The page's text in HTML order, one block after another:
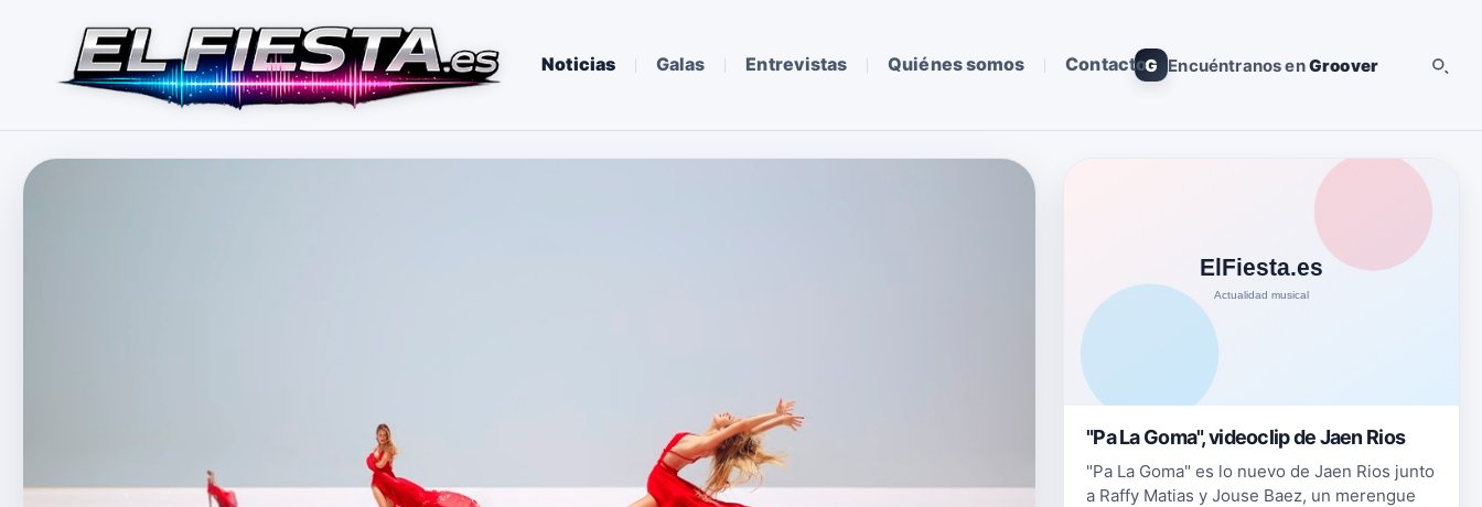
Noticias Galas Entrevistas Quiénes somos ContactoG Encuéntranos enGroover
"Pa La Goma", videoclip de Jaen Rios
"Pa La Goma" es lo nuevo de Jaen Rios junto
a Raffy Matias y Jouse Baez, un merengue